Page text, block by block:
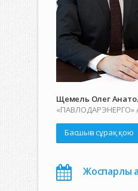
Щемель Олег
«ПАВЛОДАРЭНЕРГО»
Басшыға сұрақ қою
Жоспарлы